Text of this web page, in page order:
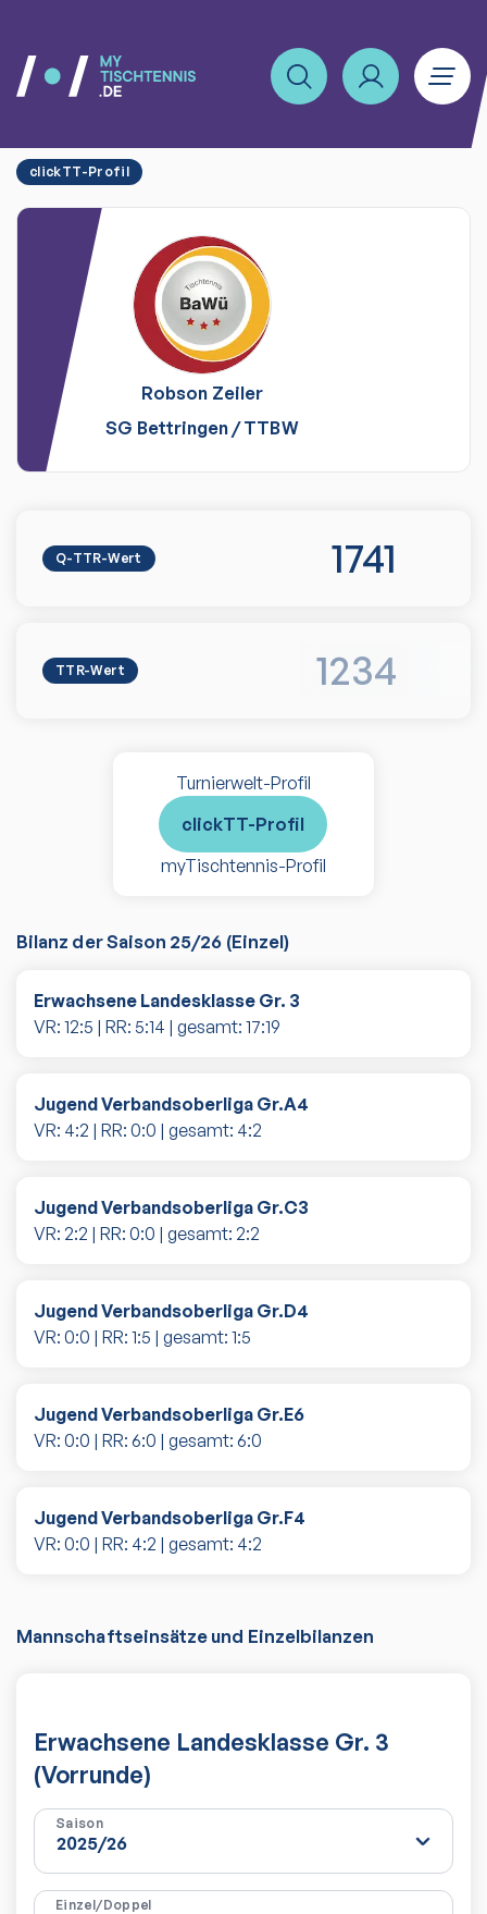
clickTT-Profil
Robson Zeiler
SG Bettringen /TTBW
Q-TTR-Wert 1741
TTR-Wert 1234
Turnierwelt-Profil
clickTT-Profil
myTischtennis-Profil
Bilanz der Saison 25/26 (Einzel)
Erwachsene Landesklasse Gr. 3
VR: 12:5 | RR: 5:14 | gesamt: 17:19
Jugend Verbandsoberliga Gr.A4
VR: 4:2 | RR: 0:0 | gesamt: 4:2
Jugend Verbandsoberliga Gr.C3
VR: 2:2 | RR: 0:0 | gesamt: 2:2
Jugend Verbandsoberliga Gr.D4
VR: 0:0 | RR: 1:5 | gesamt: 1:5
Jugend Verbandsoberliga Gr.E6
VR: 0:0 | RR: 6:0 | gesamt: 6:0
Jugend Verbandsoberliga Gr.F4
VR: 0:0 | RR: 4:2 | gesamt: 4:2
Mannschaftseinsätze und Einzelbilanzen
Erwachsene Landesklasse Gr. 3
(Vorrunde)
Saison
Einzel/Doppel